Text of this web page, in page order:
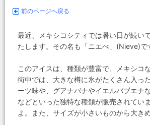
前のページへ戻る
最近、メキシコシティでは暑い日が続い
たします。その名も「ニエべ」(Nieve)
このアイスは、種類が豊富で、メキシコ
街中では、大きな樽に氷がたくさん入っ
ーツ味や、グアナバナやイエルバブエナ
などといった独特な種類が販売されてい
よ。また、サイズが小さいものから大き